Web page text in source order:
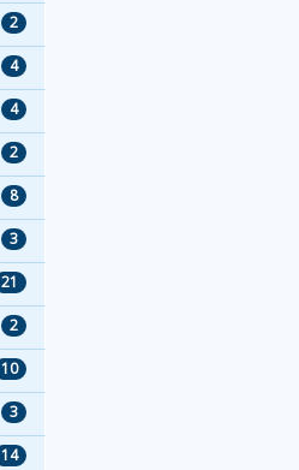
2
4
4
2
8
3
21
2
10
3
14